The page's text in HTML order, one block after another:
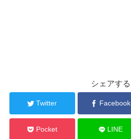
シェアする
Twitter Facebook
Pocket LINE